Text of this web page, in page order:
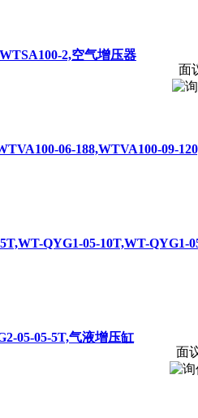
2,空气增压器
面
06-188,WTVA100-09-
QYG1-05-10T,WT-QYG1-
05-05-5T,气液增压缸
面